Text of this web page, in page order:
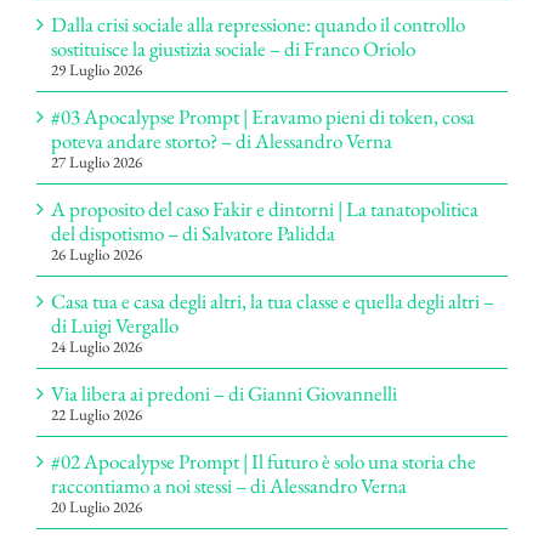
Dalla crisi sociale alla repressione: quando il controllo
sostituisce la giustizia sociale – di Franco Oriolo
29 Luglio 2026
#03 Apocalypse Prompt | Eravamo pieni di token, cosa
poteva andare storto? – di Alessandro Verna
27 Luglio 2026
A proposito del caso Fakir e dintorni | La tanatopolitica
del dispotismo – di Salvatore Palidda
26 Luglio 2026
Casa tua e casa degli altri, la tua classe e quella degli altri –
di Luigi Vergallo
24 Luglio 2026
Via libera ai predoni – di Gianni Giovannelli
22 Luglio 2026
#02 Apocalypse Prompt | Il futuro è solo una storia che
raccontiamo a noi stessi – di Alessandro Verna
20 Luglio 2026